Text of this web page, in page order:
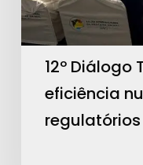
avanços
regulatórios
12º Diálogo
eficiência
regulatórios